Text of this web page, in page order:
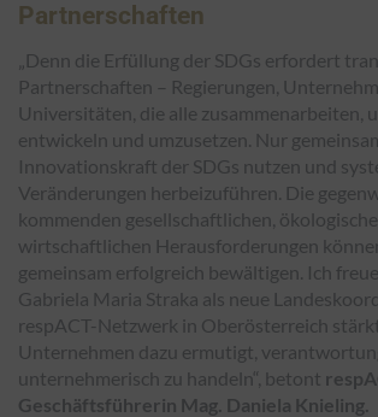
Partnerschaften
„Denn die Erfüllung der SDGs erfordert
Partnerschaften – Regierungen,
Universitäten, die alle zusammenarbeiten,
entwickeln und umzusetzen. Nur
Innovationskraft der SDGs nutzen und
Veränderungen herbeizuführen. Die
kommenden gesellschaftlichen,
wirtschaftlichen Herausforderungen
gemeinsam erfolgreich bewältigen. Ich
Gabriela Maria Straka als neue
respACT-Netzwerk in Oberösterreich
Unternehmen dazu ermutigt,
unternehmerisch zu handeln“, betont
Geschäftsführerin Mag. Daniela Knieling.